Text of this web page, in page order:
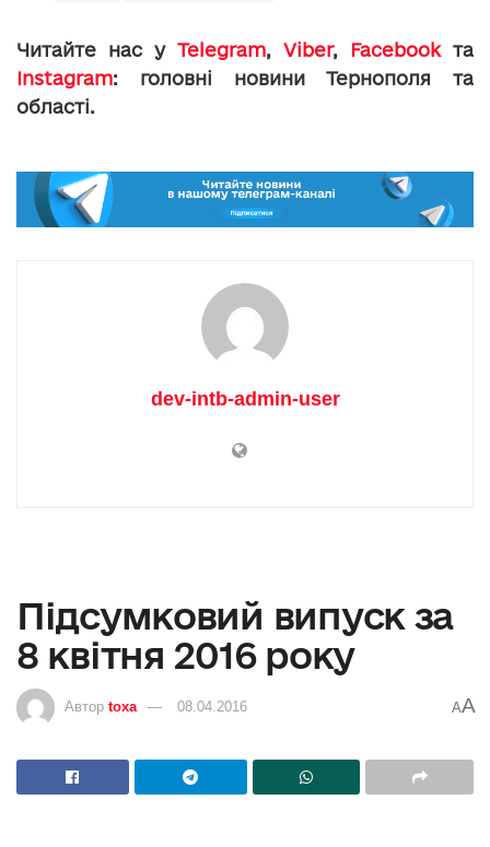
Читайте нас у Telegram, Viber, Facebookта
Instagram: головні новини Тернополя та
області.
dev-intb-admin-user
Підсумковий випуск за
8 квітня 2016 року
Автор toxa 08.04.2016 AA